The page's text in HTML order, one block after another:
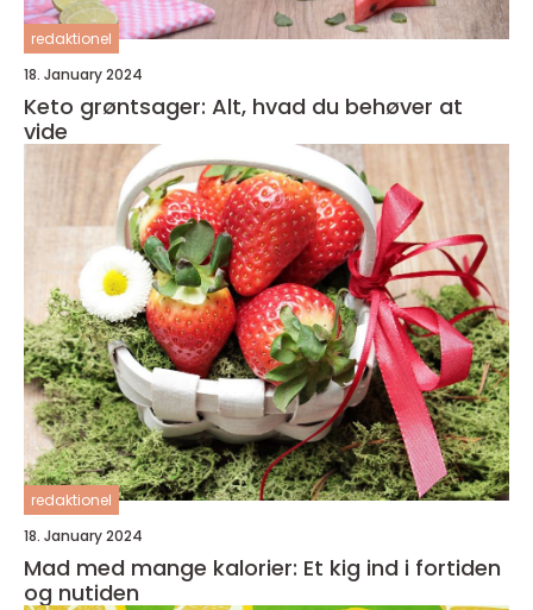
redaktionel
18. January 2024
Keto grøntsager: Alt, hvad du behøver at
vide
redaktionel
18. January 2024
Mad med mange kalorier: Et kig ind i fortiden
og nutiden